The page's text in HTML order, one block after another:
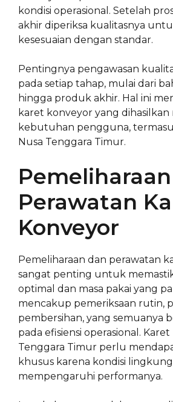
kondisi operasional. Setelah
akhir diperiksa kualitasnya
kesesuaian dengan standar.
Pentingnya pengawasan
pada setiap tahap, mulai dari
hingga produk akhir. Hal ini
karet konveyor yang
kebutuhan pengguna,
Nusa Tenggara Timur.
Perawatan
Konveyor
Pemeliharaan dan perawatan
sangat penting untuk
optimal dan masa pakai yang
mencakup pemeriksaan rutin,
pembersihan, yang semuanya
pada efisiensi operasional.
Tenggara Timur perlu
khusus karena kondisi
mempengaruhi performanya.